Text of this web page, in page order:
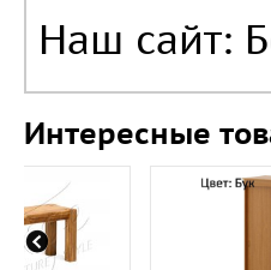
Наш сайт:
Интересные